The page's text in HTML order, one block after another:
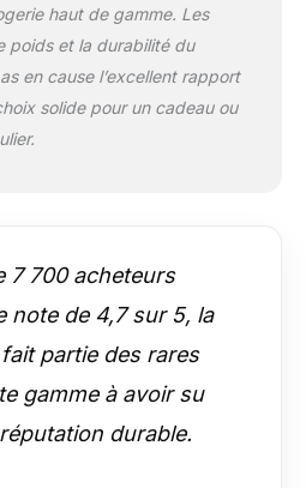
haut de gamme. Les
poids et la durabilité du
en cause l’excellent rapport
solide pour un cadeau ou
7 700 acheteurs
note de 4,7 sur 5, la
partie des rares
gamme à avoir su
durable.